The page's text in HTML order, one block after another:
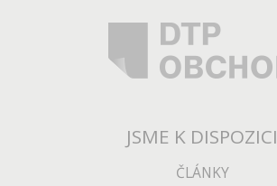
JSME K DISPOZICI
ČLÁNKY